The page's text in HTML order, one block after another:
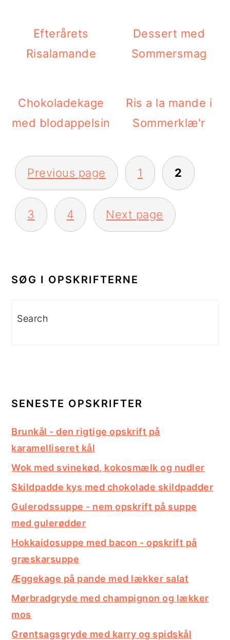
Efterårets
Risalamande
Dessert med
Sommersmag
Chokoladekage
med blodappelsin
Ris a la mande i
Sommerklæ'r
INDLÆGSINDDELING
Previous page 1 2
3 4 Next page
SIDEBAR
SØG I OPSKRIFTERNE
Search
SENESTE OPSKRIFTER
Brunkål - den rigtige opskrift på
karamelliseret kål
Wok med svinekød, kokosmælk og nudler
Skildpadde kys med chokolade skildpadder
Gulerodssuppe - nem opskrift på suppe
med gulerødder
Hokkaidosuppe med bacon - opskrift på
græskarsuppe
Æggekage på pande med lækker salat
Mørbradgryde med champignon og lækker
mos
Grøntsagsgryde med karry og spidskål